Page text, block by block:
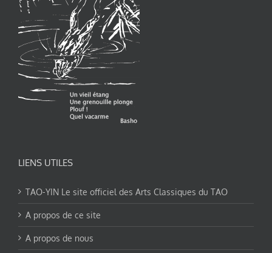
LIENS UTILES
TAO-YIN Le site officiel des Arts Classiques du TAO
A propos de ce site
A propos de nous